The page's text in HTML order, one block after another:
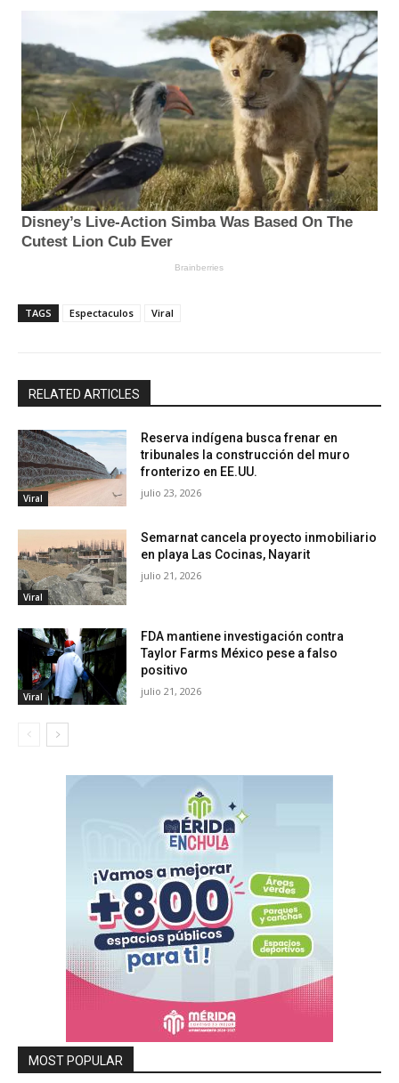
TAGS Espectaculos Viral
RELATED ARTICLES
Viral
Reserva indígena busca frenar en
tribunales la construcción del muro
fronterizo en EE.UU.
julio 23, 2026
Viral
Semarnat cancela proyecto inmobiliario
en playa Las Cocinas, Nayarit
julio 21, 2026
Viral
FDA mantiene investigación contra
Taylor Farms México pese a falso
positivo
julio 21, 2026
MOST POPULAR